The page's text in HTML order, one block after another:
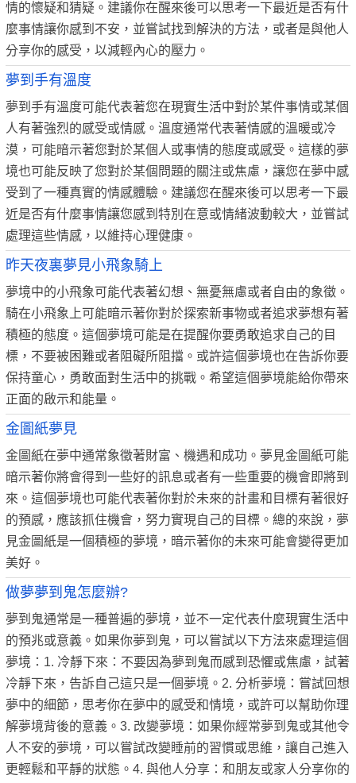
情的懷疑和猜疑。建議你在醒來後可以思考一下最近是否有什
麼事情讓你感到不安，並嘗試找到解決的方法，或者是與他人
分享你的感受，以減輕內心的壓力。
夢到手有溫度
夢到手有溫度可能代表著您在現實生活中對於某件事情或某個
人有著強烈的感受或情感。溫度通常代表著情感的溫暖或冷
漠，可能暗示著您對於某個人或事情的態度或感受。這樣的夢
境也可能反映了您對於某個問題的關注或焦慮，讓您在夢中感
受到了一種真實的情感體驗。建議您在醒來後可以思考一下最
近是否有什麼事情讓您感到特別在意或情緒波動較大，並嘗試
處理這些情感，以維持心理健康。
昨天夜裏夢見小飛象騎上
夢境中的小飛象可能代表著幻想、無憂無慮或者自由的象徵。
騎在小飛象上可能暗示著你對於探索新事物或者追求夢想有著
積極的態度。這個夢境可能是在提醒你要勇敢追求自己的目
標，不要被困難或者阻礙所阻擋。或許這個夢境也在告訴你要
保持童心，勇敢面對生活中的挑戰。希望這個夢境能給你帶來
正面的啟示和能量。
金圖紙夢見
金圖紙在夢中通常象徵著財富、機遇和成功。夢見金圖紙可能
暗示著你將會得到一些好的訊息或者有一些重要的機會即將到
來。這個夢境也可能代表著你對於未來的計畫和目標有著很好
的預感，應該抓住機會，努力實現自己的目標。總的來說，夢
見金圖紙是一個積極的夢境，暗示著你的未來可能會變得更加
美好。
做夢夢到鬼怎麼辦?
夢到鬼通常是一種普遍的夢境，並不一定代表什麼現實生活中
的預兆或意義。如果你夢到鬼，可以嘗試以下方法來處理這個
夢境：1. 冷靜下來：不要因為夢到鬼而感到恐懼或焦慮，試著
冷靜下來，告訴自己這只是一個夢境。2. 分析夢境：嘗試回想
夢中的細節，思考你在夢中的感受和情境，或許可以幫助你理
解夢境背後的意義。3. 改變夢境：如果你經常夢到鬼或其他令
人不安的夢境，可以嘗試改變睡前的習慣或思維，讓自己進入
更輕鬆和平靜的狀態。4. 與他人分享：和朋友或家人分享你的